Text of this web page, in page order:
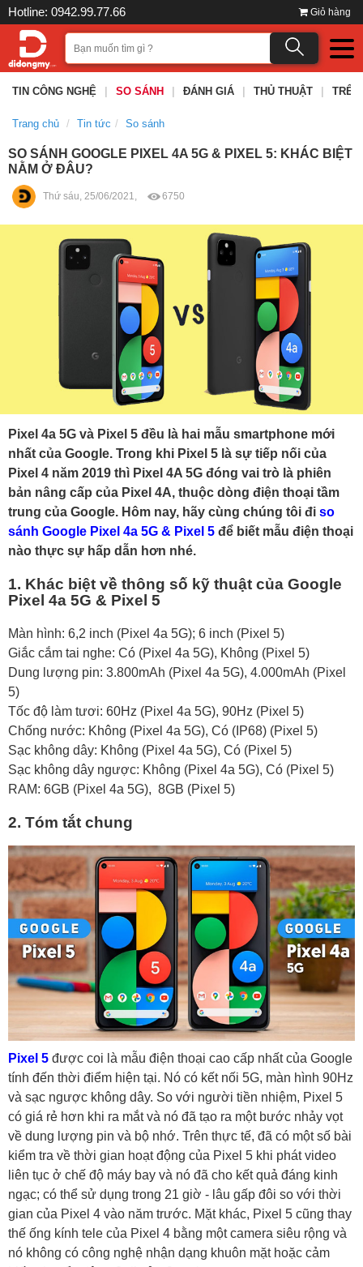
Hotline: 0942.99.77.66 Giỏ hàng
TIN CÔNG NGHỆ SO SÁNH ĐÁNH GIÁ THỦ THUẬT TRÊN
Trang chủ Tin tức So sánh
SO SÁNH GOOGLE PIXEL 4A 5G & PIXEL 5: KHÁC BIỆT
NẰM Ở ĐÂU?
Thứ sáu, 25/06/2021, 6750
Pixel 4a 5G và Pixel 5 đều là hai mẫu smartphone mới
nhất của Google. Trong khi Pixel 5 là sự tiếp nối của
Pixel 4 năm 2019 thì Pixel 4A 5G đóng vai trò là phiên
bản nâng cấp của Pixel 4A, thuộc dòng điện thoại tầm
trung của Google. Hôm nay, hãy cùng chúng tôi đi so
sánh Google Pixel 4a 5G & Pixel 5 để biết mẫu điện thoại
nào thực sự hấp dẫn hơn nhé.
1. Khác biệt về thông số kỹ thuật của Google
Pixel 4a 5G & Pixel 5
Màn hình: 6,2 inch (Pixel 4a 5G); 6 inch (Pixel 5)
Giắc cắm tai nghe: Có (Pixel 4a 5G), Không (Pixel 5)
Dung lượng pin: 3.800mAh (Pixel 4a 5G), 4.000mAh (Pixel
5)
Tốc độ làm tươi: 60Hz (Pixel 4a 5G), 90Hz (Pixel 5)
Chống nước: Không (Pixel 4a 5G), Có (IP68) (Pixel 5)
Sạc không dây: Không (Pixel 4a 5G), Có (Pixel 5)
Sạc không dây ngược: Không (Pixel 4a 5G), Có (Pixel 5)
RAM: 6GB (Pixel 4a 5G), 8GB (Pixel 5)
2. Tóm tắt chung
Pixel 5 được coi là mẫu điện thoại cao cấp nhất của Google
tính đến thời điểm hiện tại. Nó có kết nối 5G, màn hình 90Hz
và sạc ngược không dây. So với người tiền nhiệm, Pixel 5
có giá rẻ hơn khi ra mắt và nó đã tạo ra một bước nhảy vọt
về dung lượng pin và bộ nhớ. Trên thực tế, đã có một số bài
kiểm tra về thời gian hoạt động của Pixel 5 khi phát video
liên tục ở chế độ máy bay và nó đã cho kết quả đáng kinh
ngạc; có thể sử dụng trong 21 giờ - lâu gấp đôi so với thời
gian của Pixel 4 vào năm trước. Mặt khác, Pixel 5 cũng thay
thế ống kính tele của Pixel 4 bằng một camera siêu rộng và
nó không có công nghệ nhận dạng khuôn mặt hoặc cảm